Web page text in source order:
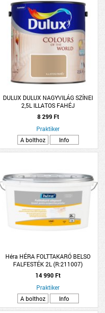
DULUX DULUX NAGYVILÁG SZÍNEI
2,5L ILLATOS FAHÉJ
8 299 Ft
Praktiker
A bolthoz
Info
Héra HÉRA FOLTTAKARÓ BELSO
FALFESTÉK 2L (R:211007)
14 990 Ft
Praktiker
A bolthoz
Info